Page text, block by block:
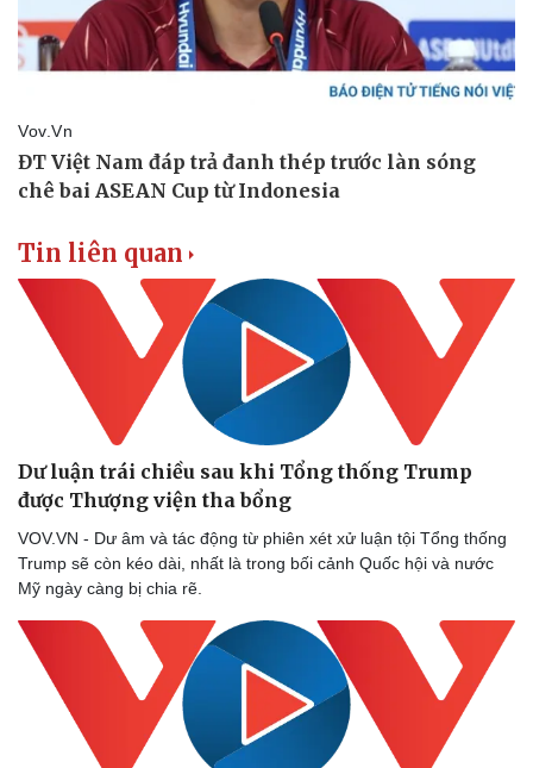
Sức khỏe
Dinh dưỡng - món ngon
Cây thuốc
Sản phụ khoa
Nhi khoa
Đời sống
Nhà đẹp
Blog
Tình yêu - Gia đình
Tin liên quan
Dư luận trái chiều sau khi Tổng thống Trump
được Thượng viện tha bổng
VOV.VN - Dư âm và tác động từ phiên xét xử luận tội Tổng thống
Trump sẽ còn kéo dài, nhất là trong bối cảnh Quốc hội và nước
Mỹ ngày càng bị chia rẽ.